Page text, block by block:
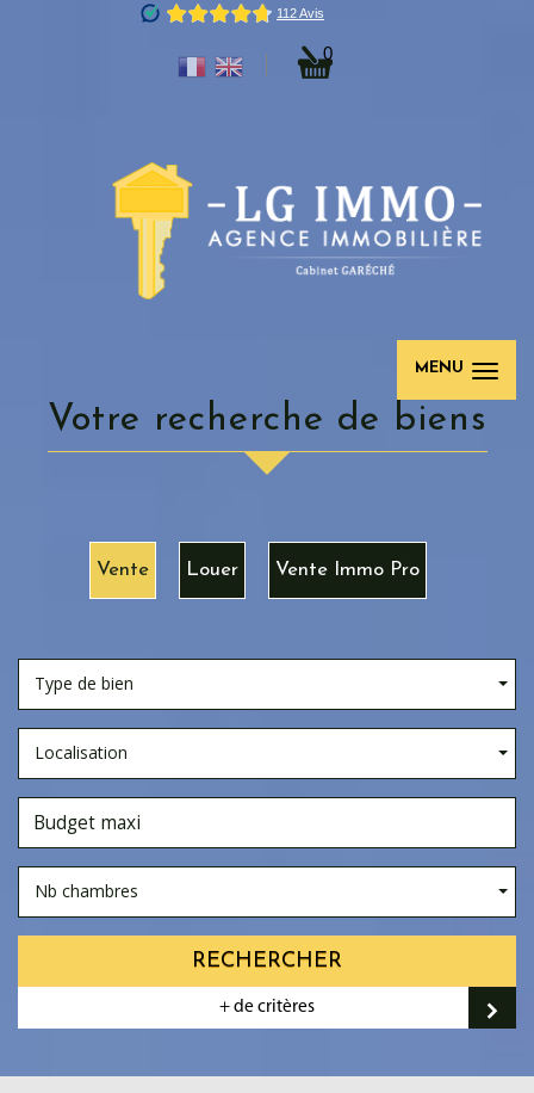
0
MENU
votre recherche de biens
Vente Louer Vente Immo Pro
Type de bien
Localisation
Nb chambres
RECHERCHER
+ de critères